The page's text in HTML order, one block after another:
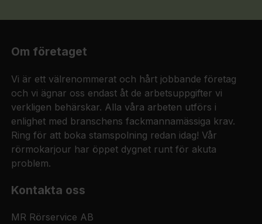
Om företaget
Vi är ett välrenommerat och hårt jobbande företag
och vi ägnar oss endast åt de arbetsuppgifter vi
verkligen behärskar. Alla våra arbeten utförs i
enlighet med branschens fackmannamässiga krav.
Ring för att boka stamspolning redan idag! Vår
rörmokarjour har öppet dygnet runt för akuta
problem.
Kontakta oss
MR Rörservice AB